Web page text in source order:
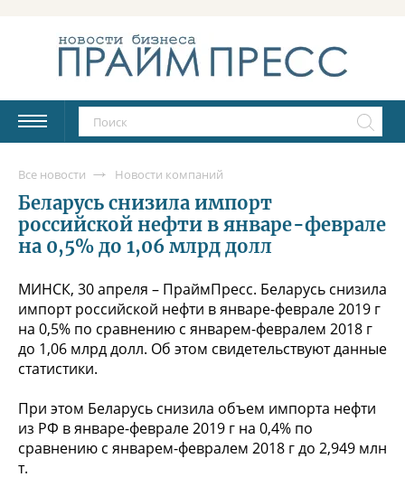
Все новости Новости компаний
Беларусь снизила импорт
российской нефти в январе-феврале
на 0,5% до 1,06 млрд долл
МИНСК, 30 апреля – ПраймПресс. Беларусь снизила
импорт российской нефти в январе-феврале 2019 г
на 0,5% по сравнению с январем-февралем 2018 г
до 1,06 млрд долл. Об этом свидетельствуют данные
статистики.
При этом Беларусь снизила объем импорта нефти
из РФ в январе-феврале 2019 г на 0,4% по
сравнению с январем-февралем 2018 г до 2,949 млн
т.